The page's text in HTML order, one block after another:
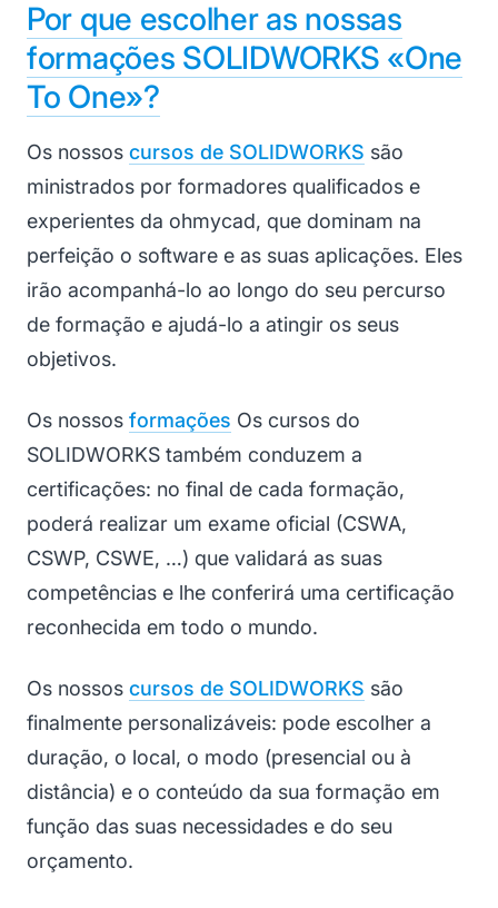
Por que escolher as nossas
formações SOLIDWORKS «One
To One»?
Os nossos cursos de SOLIDWORKS são
ministrados por formadores qualificados e
experientes da ohmycad, que dominam na
perfeição o software e as suas aplicações. Eles
irão acompanhá-lo ao longo do seu percurso
de formação e ajudá-lo a atingir os seus
objetivos.
Os nossos formações Os cursos do
SOLIDWORKS também conduzem a
certificações: no final de cada formação,
poderá realizar um exame oficial (CSWA,
CSWP, CSWE, …) que validará as suas
competências e lhe conferirá uma certificação
reconhecida em todo o mundo.
Os nossos cursos de SOLIDWORKS são
finalmente personalizáveis: pode escolher a
duração, o local, o modo (presencial ou à
distância) e o conteúdo da sua formação em
função das suas necessidades e do seu
orçamento.